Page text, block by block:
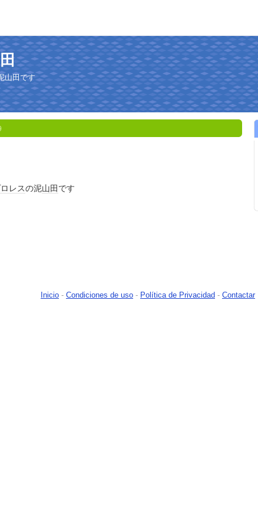
山田です
レスの泥山田 です
Inicio - Condiciones de uso - Política de Privacidad - Contactar